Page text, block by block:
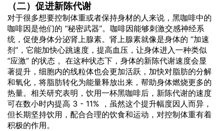
（二）促进新陈代谢
对于很多想要控制体重或者保持身材的人来说，黑咖啡中的
咖啡因是他们的 “秘密武器”。咖啡因能够刺激交感神经系
统，促使身体分泌肾上腺素。肾上腺素就像是身体的 “加速
剂”，它能加快心跳速度，提高血压，让身体进入一种类似
“应激” 的状态 。在这种状态下，身体的新陈代谢速度会显
著提升，细胞内的线粒体也会更加活跃，加快对脂肪的分解
和氧化，将脂肪转化为能量释放出来，帮助身体燃烧更多的
热量。相关研究表明，饮用一杯黑咖啡后，新陈代谢的速度
可在数小时内提高 3 - 11% ，虽然这个提升幅度因人而异，
但长期坚持饮用，配合合理的饮食和运动，对控制体重有着
积极的作用。